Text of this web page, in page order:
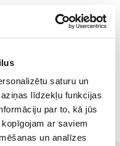
saturu un
līdzekļu funkcijas
par to, kā jūs
ar saviem
un analīzes